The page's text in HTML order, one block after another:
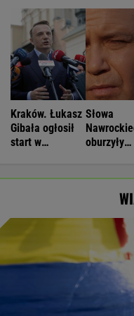
Kraków. Łukasz
Gibała ogłosił
start w
Słowa
oburzyły